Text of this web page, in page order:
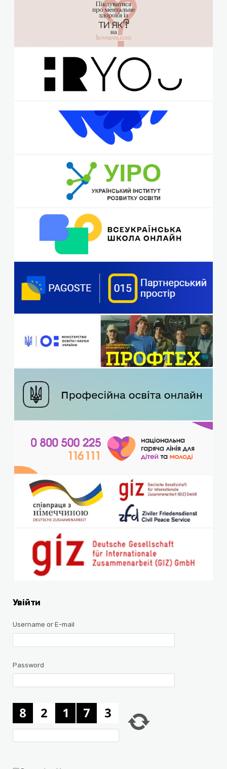
Увійти
Username or E-mail
Password